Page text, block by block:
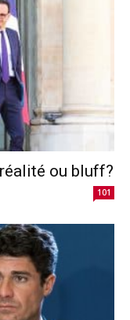
ou bluff?
101